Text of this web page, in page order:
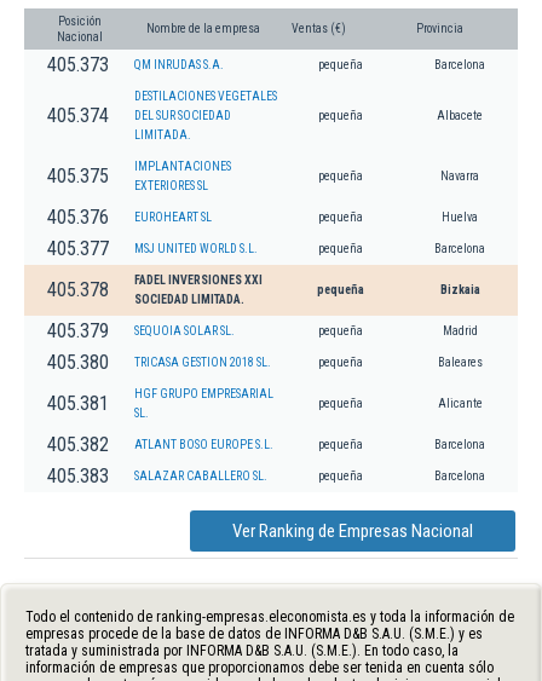
Posición
Nacional
Nombre de la empresa Ventas (€) Provincia
405.373 QM INRUDAS S.A. pequeña Barcelona
405.374
DESTILACIONES VEGETALES
DEL SUR SOCIEDAD
LIMITADA.
pequeña Albacete
405.375
IMPLANTACIONES
EXTERIORES SL
pequeña Navarra
405.376 EUROHEART SL pequeña Huelva
405.377 MSJ UNITED WORLD S.L. pequeña Barcelona
405.378
FADEL INVERSIONES XXI
SOCIEDAD LIMITADA.
pequeña Bizkaia
405.379 SEQUOIA SOLAR SL. pequeña Madrid
405.380 TRICASA GESTION 2018 SL. pequeña Baleares
405.381
HGF GRUPO EMPRESARIAL
SL.
pequeña Alicante
405.382 ATLANT BOSO EUROPE S.L. pequeña Barcelona
405.383 SALAZAR CABALLERO SL. pequeña Barcelona
Ver Ranking de Empresas Nacional
Todo el contenido de ranking-empresas.eleconomista.es y toda la información de
empresas procede de la base de datos de INFORMA D&B S.A.U. (S.M.E.) y es
tratada y suministrada por INFORMA D&B S.A.U. (S.M.E.). En todo caso, la
información de empresas que proporcionamos debe ser tenida en cuenta sólo